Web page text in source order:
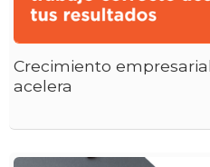
Crecimiento
acelera